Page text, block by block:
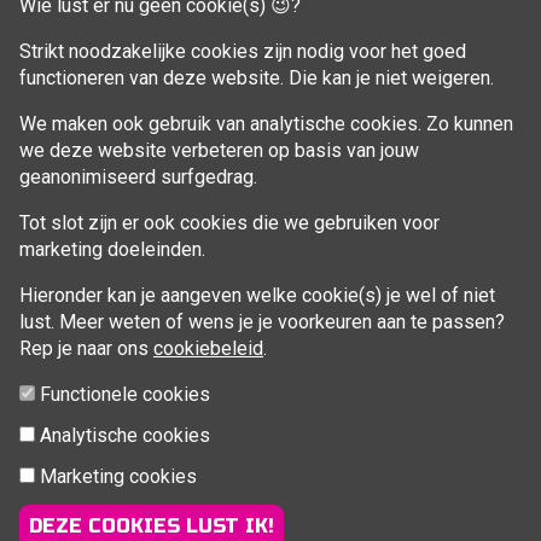
Wie lust er nu geen cookie(s) 😉?
Strikt noodzakelijke cookies zijn nodig voor het goed
functioneren van deze website. Die kan je niet weigeren.
We maken ook gebruik van analytische cookies. Zo kunnen
we deze website verbeteren op basis van jouw
geanonimiseerd surfgedrag.
Tot slot zijn er ook cookies die we gebruiken voor
marketing doeleinden.
Hieronder kan je aangeven welke cookie(s) je wel of niet
lust. Meer weten of wens je je voorkeuren aan te passen?
Rep je naar ons cookiebeleid.
Functionele cookies
Analytische cookies
Marketing cookies
DEZE COOKIES LUST IK!
Aankoop beheren
VOLG MIJ
Facebook
© 2026 Fitcoach Sofie | Sportsessies regio Brugge |
info@fitcoachsofie.be | Powered by
TMedia